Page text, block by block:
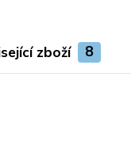
zboží 8